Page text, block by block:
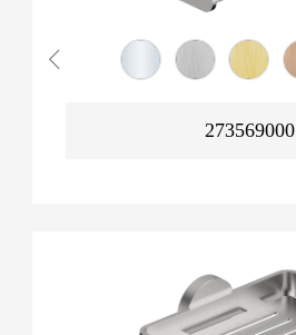
273569000